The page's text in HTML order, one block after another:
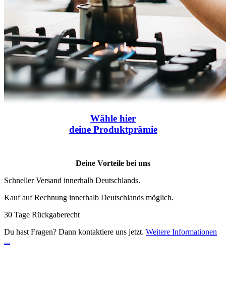
Wähle hier
deine Produktprämie
Deine Vorteile bei uns
Schneller Versand innerhalb Deutschlands.
Kauf auf Rechnung innerhalb Deutschlands möglich.
30 Tage Rückgaberecht
Du hast Fragen? Dann kontaktiere uns jetzt. Weitere Informationen
...